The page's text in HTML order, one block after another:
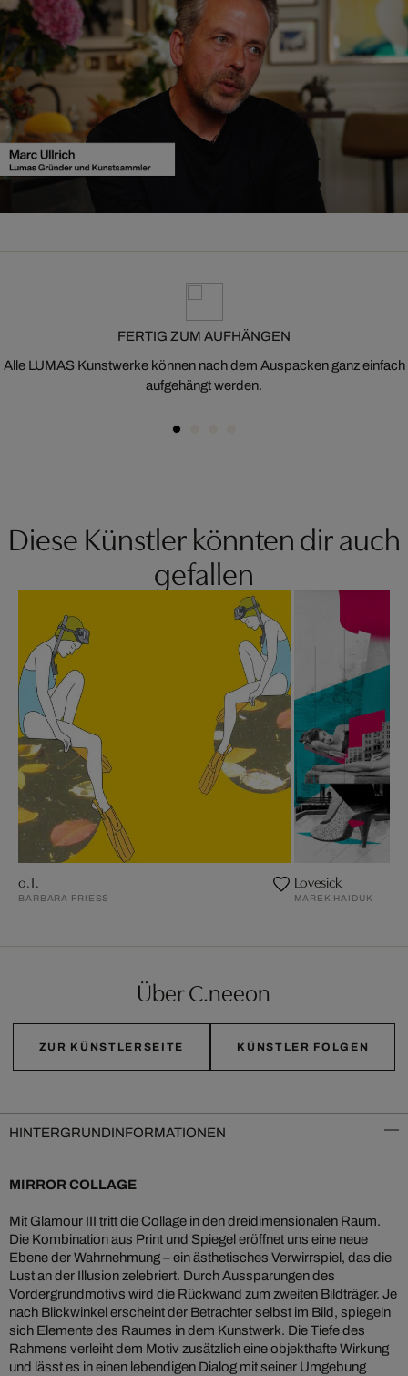
FERTIG ZUM AUFHÄNGEN
Alle LUMAS Kunstwerke können nach dem Auspacken ganz einfach
aufgehängt werden.
Diese Künstler könnten dir auch
gefallen
o.T.
BARBARA FRIESS
Lovesick
MAREK HAIDUK
Über C.neeon
ZUR KÜNSTLERSEITE KÜNSTLER FOLGEN
HINTERGRUNDINFORMATIONEN
MIRROR COLLAGE
Mit Glamour III tritt die Collage in den dreidimensionalen Raum.
Die Kombination aus Print und Spiegel eröffnet uns eine neue
Ebene der Wahrnehmung – ein ästhetisches Verwirrspiel, das die
Lust an der Illusion zelebriert. Durch Aussparungen des
Vordergrundmotivs wird die Rückwand zum zweiten Bildträger. Je
nach Blickwinkel erscheint der Betrachter selbst im Bild, spiegeln
sich Elemente des Raumes in dem Kunstwerk. Die Tiefe des
Rahmens verleiht dem Motiv zusätzlich eine objekthafte Wirkung
und lässt es in einen lebendigen Dialog mit seiner Umgebung